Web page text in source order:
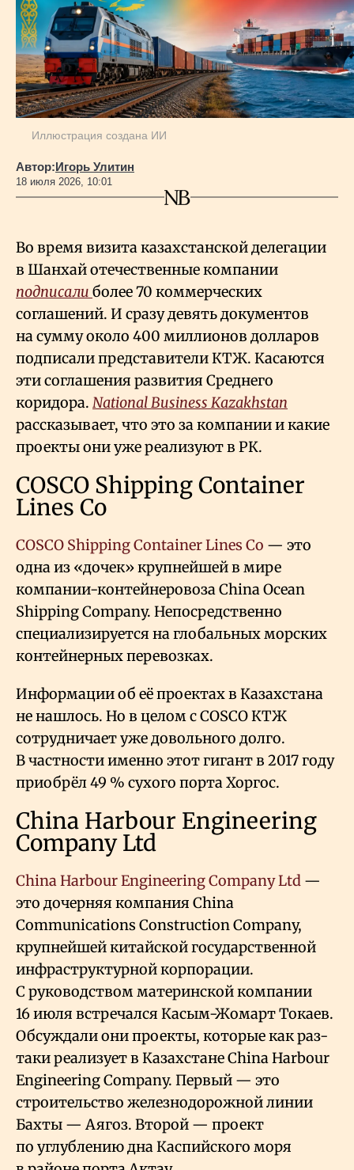
Иллюстрация создана ИИ
Автор:Игорь Улитин
18 июля 2026, 10:01
Во время визита казахстанской делегации
в Шанхай отечественные компании
подписали более 70 коммерческих
соглашений. И сразу девять документов
на сумму около 400 миллионов долларов
подписали представители КТЖ. Касаются
эти соглашения развития Среднего
коридора. National Business Kazakhstan
рассказывает, что это за компании и какие
проекты они уже реализуют в РК.
COSCO Shipping Container
Lines Co
COSCO Shipping Container Lines Co — это
одна из «дочек» крупнейшей в мире
компании-контейнеровоза China Ocean
Shipping Company. Непосредственно
специализируется на глобальных морских
контейнерных перевозках.
Информации об её проектах в Казахстана
не нашлось. Но в целом с COSCO КТЖ
сотрудничает уже довольного долго.
В частности именно этот гигант в 2017 году
приобрёл 49 % сухого порта Хоргос.
China Harbour Engineering
Company Ltd
China Harbour Engineering Company Ltd —
это дочерняя компания Сhina
Communications Construction Company,
крупнейшей китайской государственной
инфраструктурной корпорации.
С руководством материнской компании
16 июля встречался Касым-Жомарт Токаев.
Обсуждали они проекты, которые как раз-
таки реализует в Казахстане China Harbour
Engineering Company. Первый — это
строительство железнодорожной линии
Бахты — Аягоз. Второй — проект
по углублению дна Каспийского моря